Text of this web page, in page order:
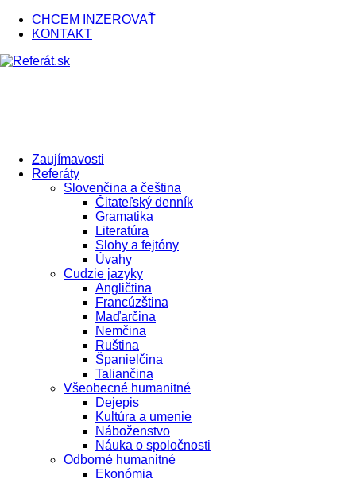
CHCEM INZEROVAŤ
KONTAKT
Zaujímavosti
Referáty
Slovenčina a čeština
Čitateľský denník
Gramatika
Literatúra
Slohy a fejtóny
Úvahy
Cudzie jazyky
Angličtina
Francúzština
Maďarčina
Nemčina
Ruština
Španielčina
Taliančina
Všeobecné humanitné
Dejepis
Kultúra a umenie
Náboženstvo
Náuka o spoločnosti
Odborné humanitné
Ekonómia